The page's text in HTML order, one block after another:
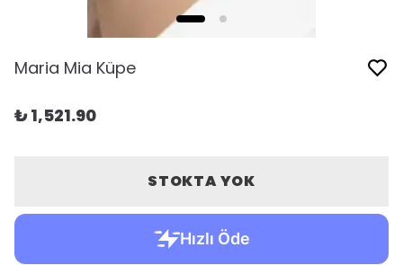
Maria Mia Küpe
₺ 1,521.90
STOKTA YOK